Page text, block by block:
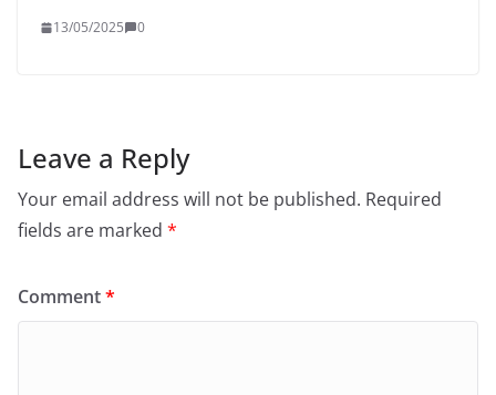
13/05/2025 0
Leave a Reply
Your email address will not be published. Required
fields are marked *
Comment*